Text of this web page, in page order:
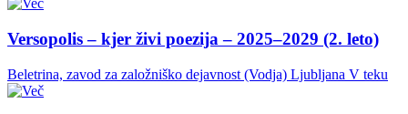
Versopolis – kjer živi poezija – 2025–2029 (2. leto)
Beletrina, zavod za založniško dejavnost (Vodja) Ljubljana V teku